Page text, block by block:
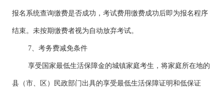
报名系统查询缴费是否成功，考试费用缴费成功后即为报名程序
结束。未按期缴费者视为自动放弃考试。
7、考务费减免条件
享受国家最低生活保障金的城镇家庭考生，将家庭所在地的
县（市、区）民政部门出具的享受最低生活保障证明和低保证